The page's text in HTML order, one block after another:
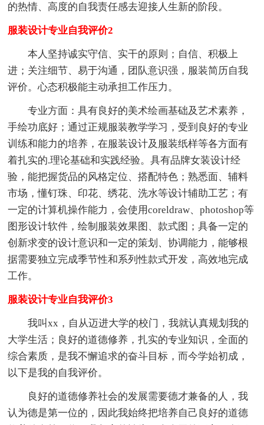
的热情、高度的自我责任感去迎接人生新的阶段。
服装设计专业自我评价2
本人坚持诚实守信、实干的原则；自信、积极上
进；关注细节、易于沟通，团队意识强，服装简历自我
评价。心态积极能主动承担工作压力。
专业方面：具有良好的美术绘画基础及艺术素养，
手绘功底好；通过正规服装教学学习，受到良好的专业
训练和能力的培养，在服装设计及服装纸样等各方面有
着扎实的.理论基础和实践经验。具有品牌女装设计经
验，能把握货品的风格定位、搭配特色；熟悉面、辅料
市场，懂钉珠、印花、绣花、洗水等设计辅助工艺；有
一定的计算机操作能力，会使用coreldraw、photoshop等
图形设计软件，绘制服装效果图、款式图；具备一定的
创新求变的设计意识和一定的策划、协调能力，能够根
据需要独立完成季节性和系列性款式开发，高效地完成
工作。
服装设计专业自我评价3
我叫xx，自从迈进大学的校门，我就认真规划我的
大学生活；良好的道德修养，扎实的专业知识，全面的
综合素质，是我不懈追求的奋斗目标，而今学始初成，
以下是我的自我评价。
良好的道德修养社会的发展需要德才兼备的人，我
认为德是第一位的，因此我始终把培养自己良好的道德